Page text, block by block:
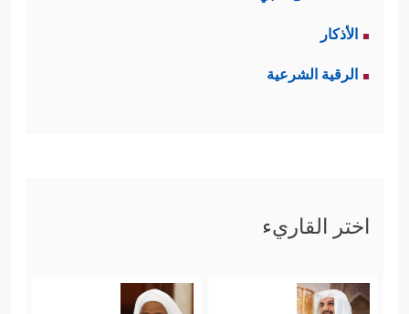
الأذكار
الرقية الشرعية
اختر القاريء